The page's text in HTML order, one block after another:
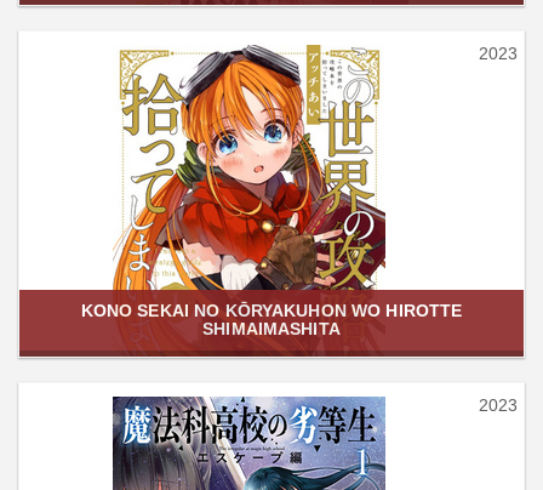
2023
KONO SEKAI NO KŌRYAKUHON WO HIROTTE
SHIMAIMASHITA
2023